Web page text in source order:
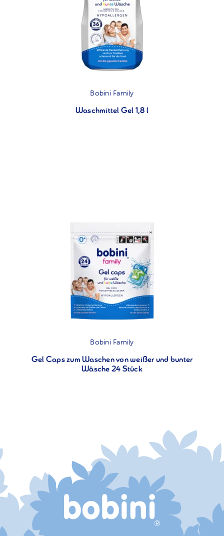
Bobini Family
Waschmittel Gel 1,8 l
Bobini Family
Gel Caps zum Waschen von weißer und bunter
Wäsche 24 Stück